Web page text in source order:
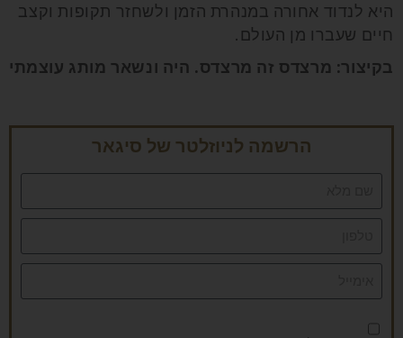
היא לנדוד אחורה במנהרת הזמן ולשחזר תקופות וקצב
חיים שעברו מן העולם.
בקיצור: מרצדס זה מרצדס. היה ונשאר מותג עוצמתי
הרשמה לניוזלטר של סיגאר